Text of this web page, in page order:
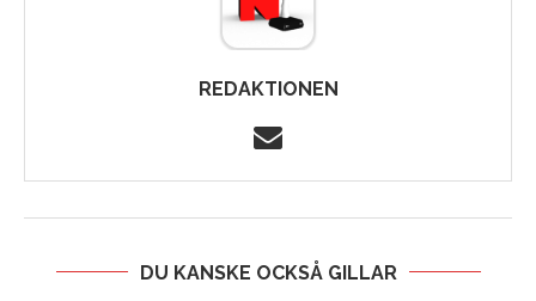
REDAKTIONEN
DU KANSKE OCKSÅ GILLAR